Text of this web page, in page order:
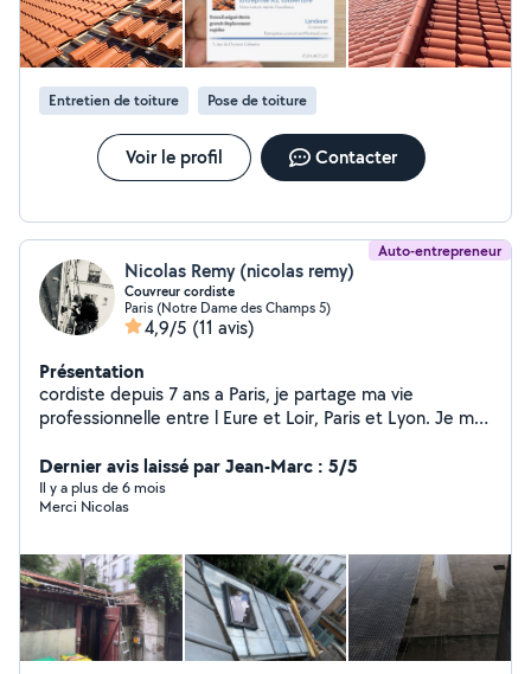
exterieur,reparations diverses,intervention rapides.
Travail soigné-Devis gratuit-Deplacement rapides
Interventions dans le secteur: saint hellier et ses
Entretien de toiture Pose de toiture
Voir le profil Contacter
Auto-entrepreneur
Nicolas Remy (nicolas remy)
Couvreur cordiste
Paris (Notre Dame des Champs 5)
4,9/5 (11 avis)
Présentation
cordiste depuis 7 ans a Paris, je partage ma vie
professionnelle entre l Eure et Loir, Paris et Lyon. Je me
couverture, mais aussi maçonnerie, eaux usées, pose de
filet de sécurité, anti pigeon. Je me déplace pour
étudier votre problématique avant devis et proposer
chambre des métiers de Lyon, assurance décénale ok.
Dernier avis laissé par Jean-Marc : 5/5
Il y a plus de 6 mois
Merci Nicolas